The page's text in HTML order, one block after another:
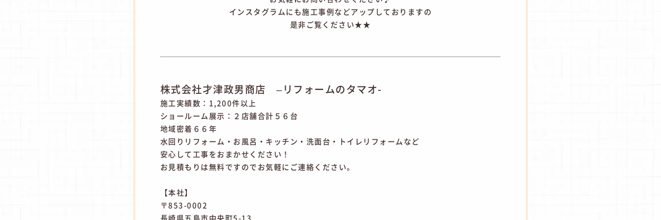
インスタグラムにも施工事例などアップしておりますの
是非ご覧ください★★
株式会社才津政男商店 –リフォームのタマオ-
施工実績数：1,200件以上
ショールーム展示：２店舗合計５６台
地域密着６６年
水回りリフォーム・お風呂・キッチン・洗面台・トイレリフォームなど
安心して工事をおまかせください！
お見積もりは無料ですのでお気軽にご連絡ください。
【本社】
〒853-0002
長崎県五島市中央町5-13